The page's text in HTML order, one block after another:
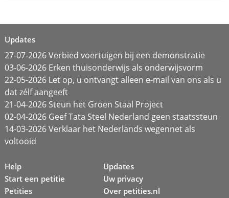
Updates
27-07-2026 Verbied voertuigen bij een demonstratie
03-06-2026 Erken thuisonderwijs als onderwijsvorm
22-05-2026 Let op, u ontvangt alleen e-mail van ons als u
dat zélf aangeeft
21-04-2026 Steun het Groen Staal Project
02-04-2026 Geef Tata Steel Nederland geen staatssteun
14-03-2026 Verklaar het Nederlands wegennet als
voltooid
Help
Start een petitie
Petities
Updates
Uw privacy
Over petities.nl